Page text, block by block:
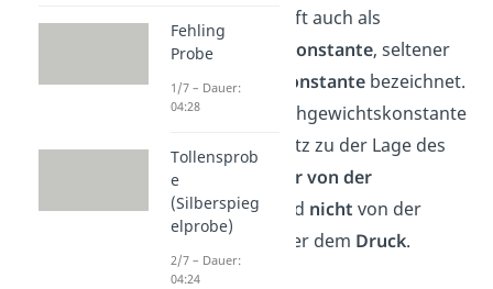
Deshalb wird sie oft auch als
Massenwirkungskonstante, seltener
als Equilibriumskonstante bezeichnet.
Der Wert der Gleichgewichtskonstante
hängt im Gegensatz zu der Lage des
Gleichgewichts
nur von der
Temperaturab und nicht von der
Konzentration
oder dem Druck.
Fehling
Probe
1/7 – Dauer:
04:28
Tollensprob
e
(Silberspieg
elprobe)
2/7 – Dauer:
04:24